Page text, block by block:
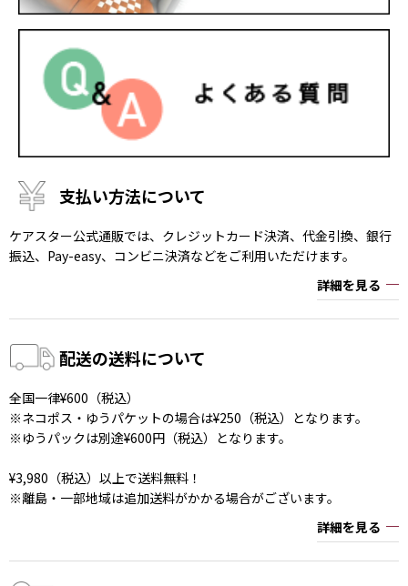
支払い方法について
ケアスター公式通販では、クレジットカード決済、代金引換、銀行
振込、Pay-easy、コンビニ決済などをご利用いただけます。
詳細を見る
配送の送料について
全国一律¥600（税込）
※ネコポス・ゆうパケットの場合は¥250（税込）となります。
※ゆうパックは別途¥600円（税込）となります。
¥3,980（税込）以上で送料無料！
※離島・一部地域は追加送料がかかる場合がございます。
詳細を見る